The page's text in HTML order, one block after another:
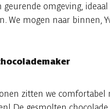
geurende omgeving,
We mogen naar binnen,
zitten we